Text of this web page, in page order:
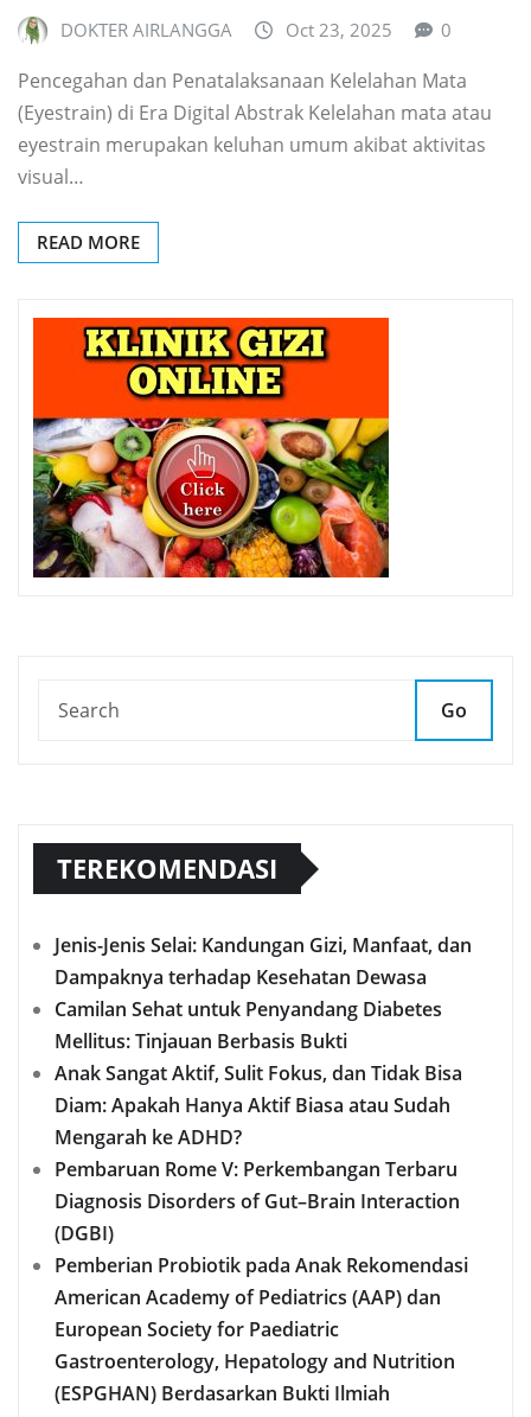
DOKTER AIRLANGGA Oct 23, 2025 0
Pencegahan dan Penatalaksanaan Kelelahan Mata
(Eyestrain) di Era Digital Abstrak Kelelahan mata atau
eyestrain merupakan keluhan umum akibat aktivitas
visual…
READ MORE
Go
TEREKOMENDASI
Jenis-Jenis Selai: Kandungan Gizi, Manfaat, dan
Dampaknya terhadap Kesehatan Dewasa
Camilan Sehat untuk Penyandang Diabetes
Mellitus: Tinjauan Berbasis Bukti
Anak Sangat Aktif, Sulit Fokus, dan Tidak Bisa
Diam: Apakah Hanya Aktif Biasa atau Sudah
Mengarah ke ADHD?
Pembaruan Rome V: Perkembangan Terbaru
Diagnosis Disorders of Gut–Brain Interaction
(DGBI)
Pemberian Probiotik pada Anak Rekomendasi
American Academy of Pediatrics (AAP) dan
European Society for Paediatric
Gastroenterology, Hepatology and Nutrition
(ESPGHAN) Berdasarkan Bukti Ilmiah